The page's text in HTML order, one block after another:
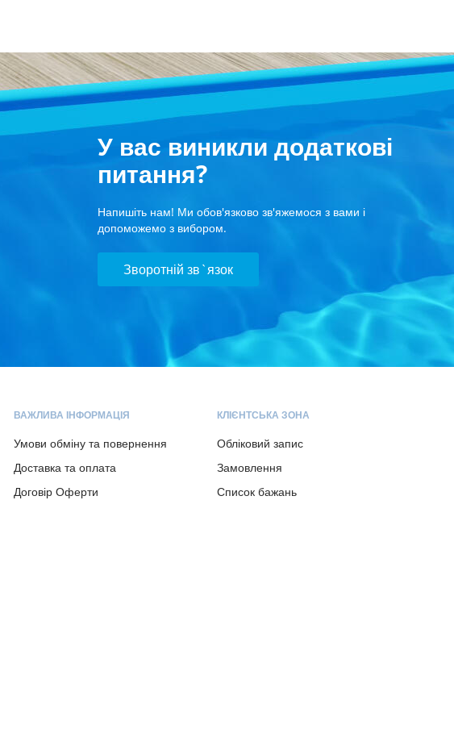
У вас виникли додаткові
питання?
Напишіть нам! Ми обов'язково зв'яжемося з вами і
допоможемо з вибором.
Зворотній зв`язок
ВАЖЛИВА ІНФОРМАЦІЯ
Умови обміну та повернення
Доставка та оплата
Договір Оферти
КЛІЄНТСЬКА ЗОНА
Обліковий запис
Замовлення
Список бажань